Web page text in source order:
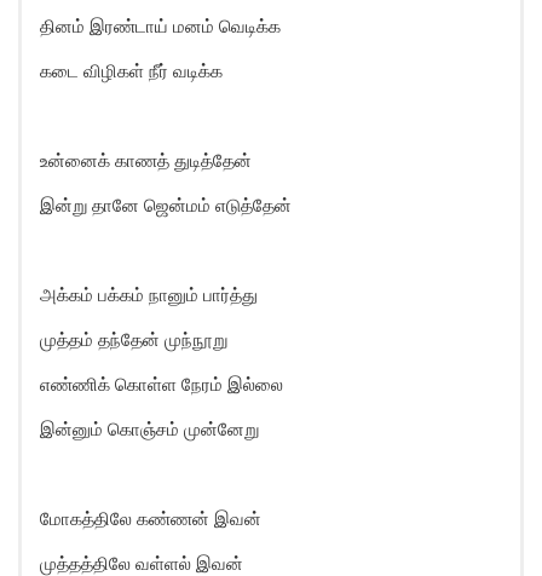
தினம் இரண்டாய் மனம் வெடிக்க
கடை விழிகள் நீர் வடிக்க
உன்னைக் காணத் துடித்தேன்
இன்று தானே ஜென்மம் எடுத்தேன்
அக்கம் பக்கம் நானும் பார்த்து
முத்தம் தந்தேன் முந்நூறு
எண்ணிக் கொள்ள நேரம் இல்லை
இன்னும் கொஞ்சம் முன்னேறு
மோகத்திலே கண்ணன் இவன்
முத்தத்திலே வள்ளல் இவன்